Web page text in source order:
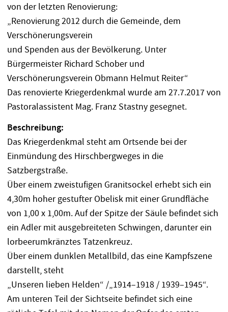
von der letzten Renovierung:
„Renovierung 2012 durch die Gemeinde, dem
Verschönerungsverein
und Spenden aus der Bevölkerung. Unter
Bürgermeister Richard Schober und
Verschönerungsverein Obmann Helmut Reiter“
Das renovierte Kriegerdenkmal wurde am 27.7.2017 von
Pastoralassistent Mag. Franz Stastny gesegnet.
Beschreibung:
Das Kriegerdenkmal steht am Ortsende bei der
Einmündung des Hirschbergweges in die
Satzbergstraße.
Über einem zweistufigen Granitsockel erhebt sich ein
4,30m hoher gestufter Obelisk mit einer Grundfläche
von 1,00 x 1,00m. Auf der Spitze der Säule befindet sich
ein Adler mit ausgebreiteten Schwingen, darunter ein
lorbeerumkränztes Tatzenkreuz.
Über einem dunklen Metallbild, das eine Kampfszene
darstellt, steht
„Unseren lieben Helden“ /„1914–1918 / 1939–1945“.
Am unteren Teil der Sichtseite befindet sich eine